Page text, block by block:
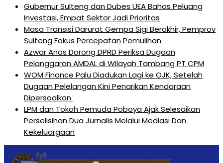
Gubernur Sulteng dan Dubes UEA Bahas Peluang
Investasi, Empat Sektor Jadi Prioritas
Masa Transisi Darurat Gempa Sigi Berakhir, Pemprov
Sulteng Fokus Percepatan Pemulihan
Azwar Anas Dorong DPRD Periksa Dugaan
Pelanggaran AMDAL di Wilayah Tambang PT CPM
‎WOM Finance Palu Diadukan Lagi ke OJK, Setelah
Dugaan Pelelangan Kini Penarikan Kendaraan
Dipersoalkan ‎
LPM dan Tokoh Pemuda Poboya Ajak Selesaikan
Perselisihan Dua Jurnalis Melalui Mediasi Dan
Kekeluargaan